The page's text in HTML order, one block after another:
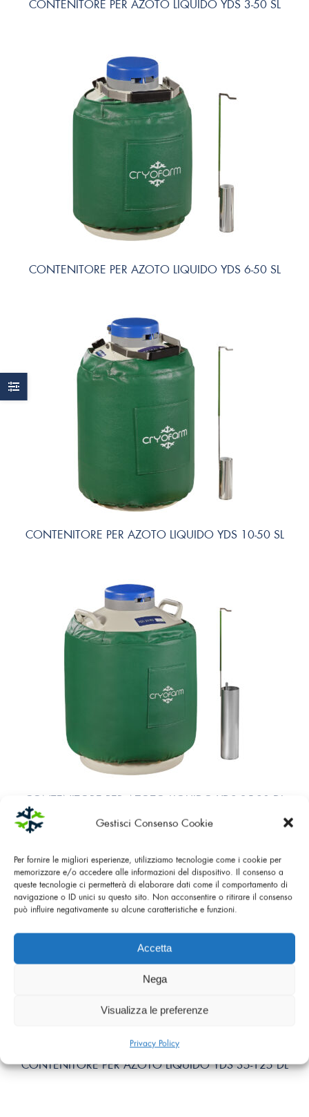
Gestisci Consenso Cookie
Per fornire le migliori esperienze, utilizziamo tecnologie come i cookie per
memorizzare e/o accedere alle informazioni del dispositivo. Il consenso a
queste tecnologie ci permetterà di elaborare dati come il comportamento di
navigazione o ID unici su questo sito. Non acconsentire o ritirare il consenso
può influire negativamente su alcune caratteristiche e funzioni.
Accetta
Nega
Visualizza le preferenze
Privacy Policy
CONTENITORE PER AZOTO LIQUIDO YDS 3-50 SL
CONTENITORE PER AZOTO LIQUIDO YDS 6-50 SL
CONTENITORE PER AZOTO LIQUIDO YDS 10-50 SL
CONTENITORE PER AZOTO LIQUIDO YDS 35-90 DL
CONTENITORE PER AZOTO LIQUIDO YDS 35-125 DL